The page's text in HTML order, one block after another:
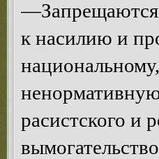
—Запрещаются
к насилию и
расистского и